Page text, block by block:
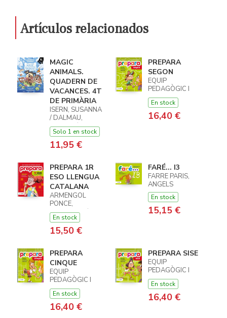
Artículos relacionados
MAGIC
ANIMALS.
QUADERN DE
VACANCES. 4T
DE PRIMÀRIA
ISERN, SUSANNA
/ DALMAU,
CARLES / LOPEZ,
NIL
Solo 1 en stock
11,95 €
PREPARA
SEGON
EQUIP
PEDAGÒGIC I
EDITORIAL DE
TEXT
En stock
16,40 €
PREPARA 1R
ESO LLENGUA
CATALANA
ARMENGOL
PONCE,
MERITXELL /
MOLAS, CARLA
En stock
15,50 €
FARÉ... I3
FARRE PARIS,
ANGELS
En stock
15,15 €
PREPARA
CINQUE
EQUIP
PEDAGÒGIC I
EDITORIAL DE
TEXT
En stock
16,40 €
PREPARA SISE
EQUIP
PEDAGÒGIC I
EDITORIAL DE
TEXT
En stock
16,40 €